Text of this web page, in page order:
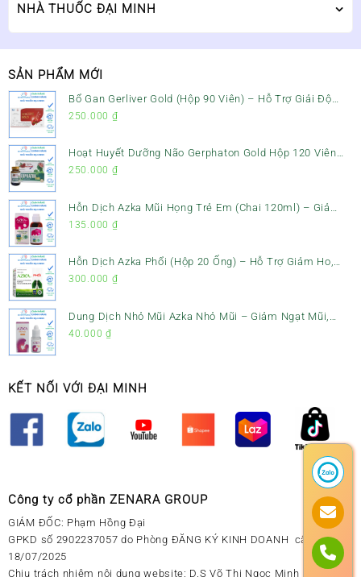
NHÀ THUỐC ĐẠI MINH
SẢN PHẨM MỚI
Bổ Gan Gerliver Gold (Hộp 90 Viên) – Hỗ Trợ Giải Độc
Gan, Mát Gan & Bảo Vệ Gan
250.000 ₫
Hoạt Huyết Dưỡng Não Gerphaton Gold Hộp 120 Viên
– Giảm Đau Đầu, Hoa Mắt, Chóng Mặt & Rối Loạn Tiền
250.000 ₫
Hỗn Dịch Azka Mũi Họng Trẻ Em (Chai 120ml) – Giảm
Ho, Tiêu Đờm & Đau Rát Họng
135.000 ₫
Hỗn Dịch Azka Phổi (Hộp 20 Ống) – Hỗ Trợ Giảm Ho,
Tiêu Đờm & Bổ Phổi
300.000 ₫
Dung Dịch Nhỏ Mũi Azka Nhỏ Mũi – Giảm Ngạt Mũi,
Sổ Mũi Cho Trẻ Sơ Sinh
40.000 ₫
KẾT NỐI VỚI ĐẠI MINH
Công ty cổ phần ZENARA GROUP
GIÁM ĐỐC: Phạm Hồng Đại
GPKD số 2902237057 do Phòng ĐĂNG KÝ KINH DOANH cấp ngày
18/07/2025
Chịu trách nhiệm nội dung website: D.S Võ Thị Ngọc Minh